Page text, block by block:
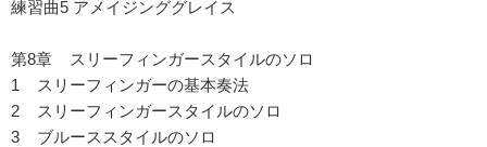
練習曲5 アメイジンググレイス
第8章 スリーフィンガースタイルのソロ
1 スリーフィンガーの基本奏法
2 スリーフィンガースタイルのソロ
3 ブルーススタイルのソロ